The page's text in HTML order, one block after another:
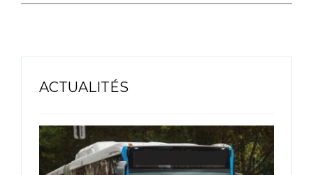
ACTUALITÉS